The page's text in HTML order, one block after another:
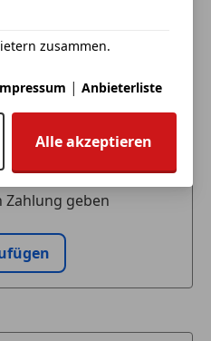
abblendend
verkaufen in nur einem
geben
zusammen.
| Anbieterliste
Alle akzeptieren